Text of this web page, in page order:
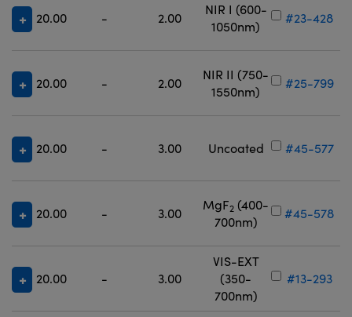
20.00 - 2.00
NIR I (600-
1050nm)
#23-428
20.00 - 2.00
NIR II (750-
1550nm)
#25-799
20.00 - 3.00 Uncoated #45-577
20.00 - 3.00
MgF2 (400-
700nm)
#45-578
20.00 - 3.00
VIS-EXT
(350-
700nm)
#13-293